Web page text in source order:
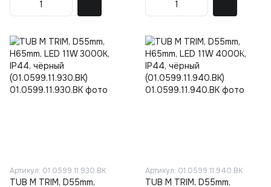
Артикул: 01.0599.11.930.BK
TUB M TRIM, D55mm,
Артикул: 01.0599.11.940.BK
TUB M TRIM, D55mm,